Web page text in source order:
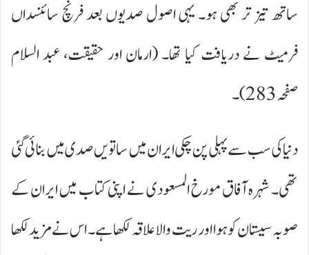
ساتھ تیز تر بھی ہو۔ یہی اصول صدیوں بعد فرنچ سائنسداں
فرمیٹ نے دریافت کیا تھا۔ (ارمان اور حقیقت، عبد السلام
صفحہ 283)۔
دنیا کی سب سے پہلی پن چکی ایران میں سا تویں صدی میں بنائی گئی
تھی۔ شہرہ آفاق مورخ المسعودی نے اپنی کتاب میں ایران کے
صوبہ سیستان کو ہوا اور ریت والا علاقہ لکھا ہے۔ اس نے مزید لکھا